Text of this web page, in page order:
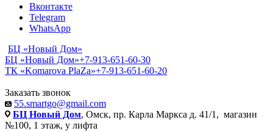
Вконтакте
Telegram
WhatsApp
БЦ «Новый Дом»
БЦ «Новый Дом»+7-913-651-60-30
ТК «Komarova PlaZa»+7-913-651-60-20
Заказать звонок
55.smartgo@gmail.com
БЦ Новый Дом, Омск, пр. Карла Маркса д. 41/1, магазин
№100, 1 этаж, у лифта